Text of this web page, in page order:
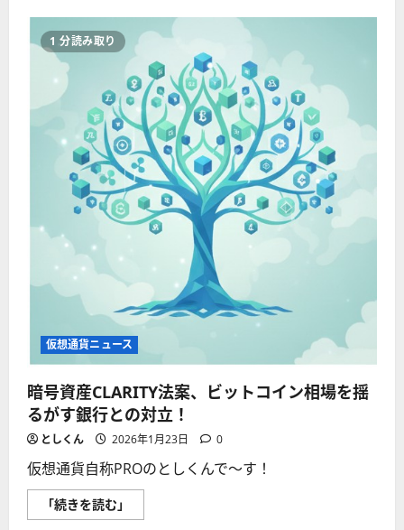
訟
一
部
勝
利：
XRP
格
付
け
は
ど
う
変
わ
る？
に
ら
に
読
む
1 分読み取り
仮想通貨ニュース
暗号資産CLARITY法案、ビットコイン相場を揺
るがす銀行との対立！
としくん 2026年1月23日 0
仮想通貨自称PROのとしくんで〜す！
「続きを読む」
号